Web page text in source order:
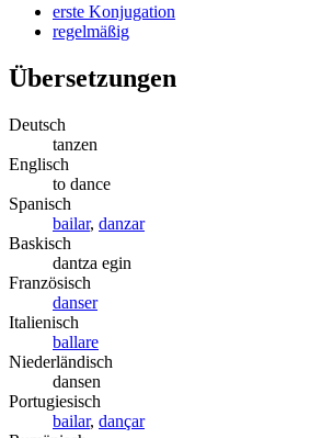
erste Konjugation
regelmäßig
Übersetzungen
Deutsch
tanzen
Englisch
to dance
Spanisch
bailar, danzar
Baskisch
dantza egin
Französisch
danser
Italienisch
ballare
Niederländisch
dansen
Portugiesisch
bailar, dançar